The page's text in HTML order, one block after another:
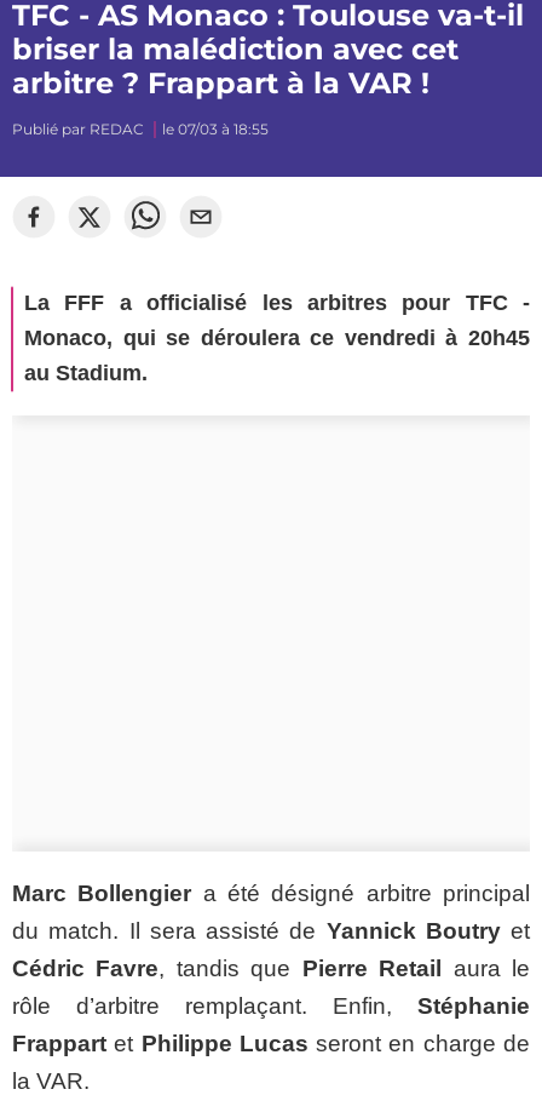
TFC - AS Monaco : Toulouse va-t-il
briser la malédiction avec cet
arbitre ? Frappart à la VAR !
Publié par REDAC le 07/03 à 18:55
La FFF a officialisé les arbitres pour TFC -
Monaco, qui se déroulera ce vendredi à 20h45
au Stadium.
Marc Bollengier a été désigné arbitre principal
du match. Il sera assisté de Yannick Boutryet
Cédric Favre, tandis que Pierre Retail
aura le
rôle d’arbitre remplaçant. Enfin, Stéphanie
Frappart et Philippe Lucas seront en charge de
la VAR.